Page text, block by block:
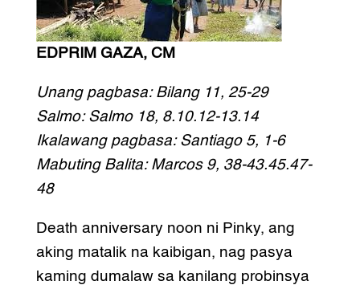
EDPRIM GAZA, CM
Unang pagbasa: Bilang 11, 25-29
Salmo: Salmo 18, 8.10.12-13.14
Ikalawang pagbasa: Santiago 5, 1-6
Mabuting Balita: Marcos 9, 38-43.45.47-
48
Death anniversary noon ni Pinky, ang
aking matalik na kaibigan, nag pasya
kaming dumalaw sa kanilang probinsya